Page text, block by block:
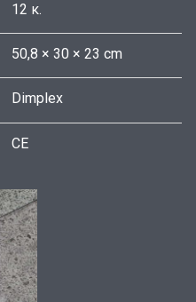
12 κ.
50,8 × 30 × 23 cm
Dimplex
CE